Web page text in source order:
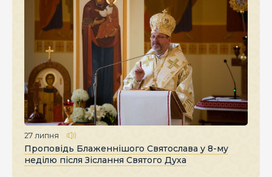
27 липня
Проповідь Блаженнішого Святослава у 8-му
неділю після Зіслання Святого Духа